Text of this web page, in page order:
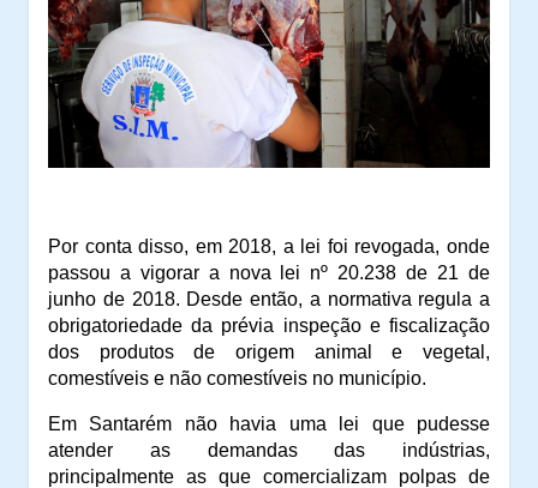
Por conta disso, em 2018, a lei foi revogada, onde
passou a vigorar a nova lei nº 20.238 de 21 de
junho de 2018. Desde então, a normativa regula a
obrigatoriedade da prévia inspeção e fiscalização
dos produtos de origem animal e vegetal,
comestíveis e não comestíveis no município.
Em Santarém não havia uma lei que pudesse
atender as demandas das indústrias,
principalmente as que comercializam polpas de